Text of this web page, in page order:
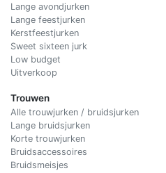
Lange avondjurken
Lange feestjurken
Kerstfeestjurken
Sweet sixteen jurk
Low budget
Uitverkoop
Trouwen
Alle trouwjurken / bruidsjurken
Lange bruidsjurken
Korte trouwjurken
Bruidsaccessoires
Bruidsmeisjes